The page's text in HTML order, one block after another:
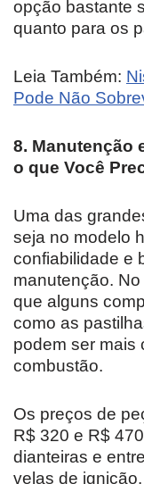
opção bastante
quanto para os
Leia Também:
Pode Não
8. Manutenção
o que Você
Uma das
seja no modelo
confiabilidade e
manutenção.
que alguns
como as
podem ser mais
combustão.
Os preços de
R$ 320 e R$
dianteiras e
velas de